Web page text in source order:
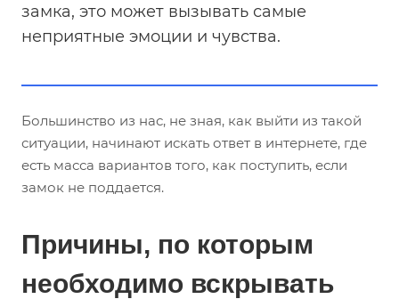
замка, это может вызывать самые
неприятные эмоции и чувства.
Большинство из нас, не зная, как выйти из такой
ситуации, начинают искать ответ в интернете, где
есть масса вариантов того, как поступить, если
замок не поддается.
Причины, по которым
необходимо вскрывать